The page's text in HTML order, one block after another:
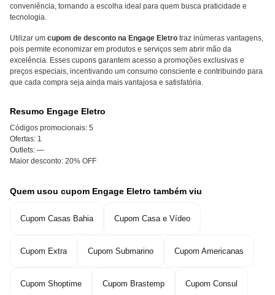
conveniência, tornando a escolha ideal para quem busca praticidade e
tecnologia.
Utilizar um cupom de desconto na Engage Eletro traz inúmeras vantagens,
pois permite economizar em produtos e serviços sem abrir mão da
excelência. Esses cupons garantem acesso a promoções exclusivas e
preços especiais, incentivando um consumo consciente e contribuindo para
que cada compra seja ainda mais vantajosa e satisfatória.
Resumo Engage Eletro
Códigos promocionais: 5
Ofertas: 1
Outlets: —
Maior desconto: 20% OFF
Quem usou cupom Engage Eletro também viu
Cupom Casas Bahia Cupom Casa e Vídeo
Cupom Extra Cupom Submarino Cupom Americanas
Cupom Shoptime Cupom Brastemp Cupom Consul